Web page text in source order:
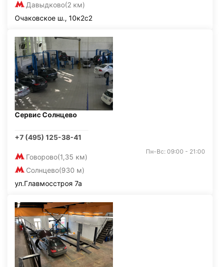
Давыдково(2 км)
Очаковское ш., 10к2с2
Сервис Солнцево
+7 (495) 125-38-41
Говорово(1,35 км)
Солнцево(930 м)
Пн-Вс: 09:00 - 21:00
ул.Главмосстроя 7а